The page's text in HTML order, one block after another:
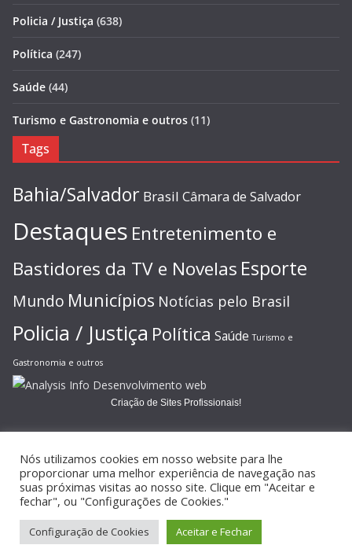
Policia / Justiça (638)
Política (247)
Saúde (44)
Turismo e Gastronomia e outros (11)
Tags
Bahia/Salvador Brasil Câmara de Salvador
Destaques Entretenimento e
Bastidores da TV e Novelas Esporte
Mundo Municípios Notícias pelo Brasil
Policia / Justiça Política Saúde Turismo e
Gastronomia e outros
Criação de Sites Profissionais!
Copyright © 2026JORNAL GAZETA ONLINE
reservados.
Tema:ColorMagpor ThemeGrill. Powered by
Nós utilizamos cookies em nosso website para lhe
proporcionar uma melhor experiência de navegação nas
suas próximas visitas ao nosso site. Clique em "Aceitar e
fechar", ou "Configurações de Cookies."
Configuração de Cookies Aceitar e Fechar